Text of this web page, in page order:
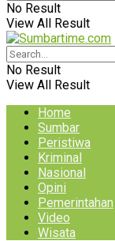
No Result
View All Result
No Result
View All Result
Home
Sumbar
Peristiwa
Kriminal
Nasional
Opini
Pemerintahan
Video
Wisata